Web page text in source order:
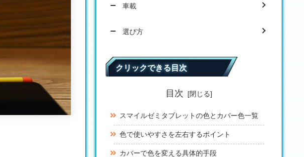
車載
選び方
クリックできる目次
目次
スマイルゼミタブレットの色とカバー色一覧
色で使いやすさを左右するポイント
カバーで色を変える具体的手段